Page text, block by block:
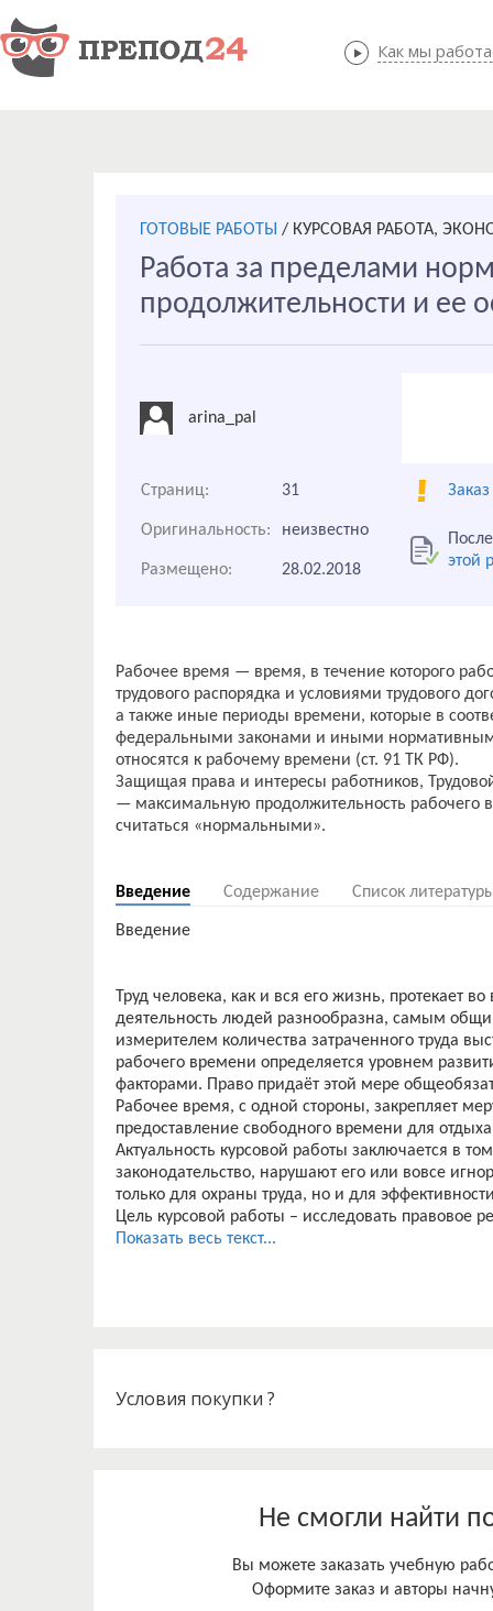
Как мы
Как мы
ГОТОВЫЕ РАБОТЫ / КУРСОВАЯ РАБОТА,
Работа за пределами
продолжительности и ее
arina_pal
Страниц: 31
Оригинальность: неизвестно
этой
Размещено: 28.02.2018
Рабочее время — время, в течение которого
трудового распорядка и условиями трудового
а также иные периоды времени, которые в
федеральными законами и иными
относятся к рабочему времени (ст. 91 ТК РФ).
Защищая права и интересы работников,
— максимальную продолжительность рабочего
считаться «нормальными».
Введение Содержание Список
Введение
Труд человека, как и вся его жизнь, протекает
деятельность людей разнообразна, самым
измерителем количества затраченного труда
рабочего времени определяется уровнем
факторами. Право придаёт этой мере
Рабочее время, с одной стороны, закрепляет
предоставление свободного времени для
Актуальность курсовой работы заключается в
законодательство, нарушают его или вовсе
только для охраны труда, но и для
Цель курсовой работы – исследовать правовое
законодательству РФ и практику по его
Предметом исследования курсовой работы
Теоретической основой написания курсовой
Структура курсовой работы включает
Показать весь текст...
Условия покупки ?
Не смогли найти
Вы можете заказать учебную
Оформите заказ и авторы